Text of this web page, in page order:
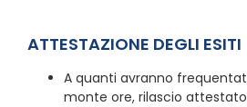
ATTESTAZIONE DEGLI ESITI
A quanti avranno
monte ore, rilascio